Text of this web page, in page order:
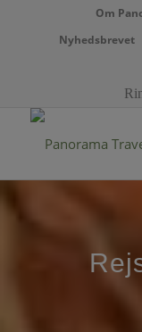
Om
Nyhedsbrevet